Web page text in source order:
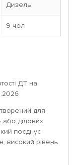
Дизель
9 чoл
ДТ на
для
ділових
поєднує
високий рівень